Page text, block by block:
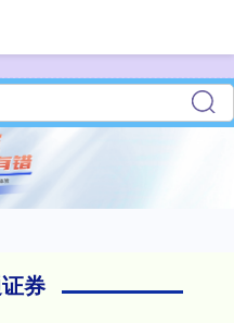
券